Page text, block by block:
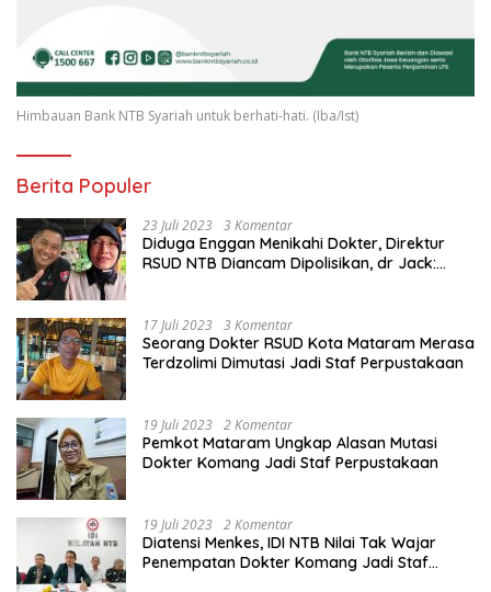
Himbauan Bank NTB Syariah untuk berhati-hati. (Iba/Ist)
Berita Populer
23 Juli 2023 3 Komentar
Diduga Enggan Menikahi Dokter, Direktur
RSUD NTB Diancam Dipolisikan, dr Jack:
17 Juli 2023 3 Komentar
Seorang Dokter RSUD Kota Mataram Merasa
Terdzolimi Dimutasi Jadi Staf Perpustakaan
19 Juli 2023 2 Komentar
Pemkot Mataram Ungkap Alasan Mutasi
Dokter Komang Jadi Staf Perpustakaan
19 Juli 2023 2 Komentar
Diatensi Menkes, IDI NTB Nilai Tak Wajar
Penempatan Dokter Komang Jadi Staf